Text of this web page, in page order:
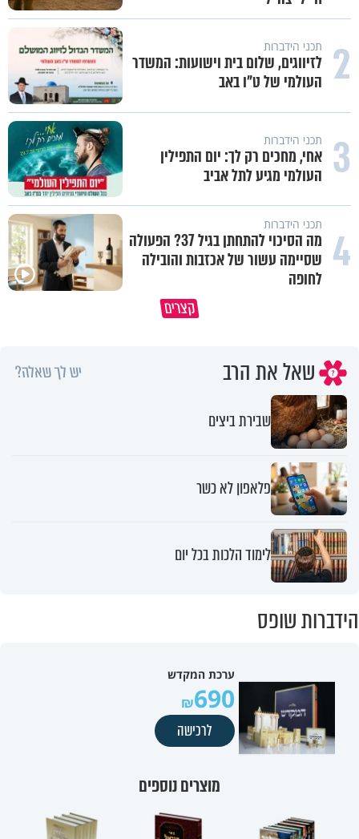
2 תכני הידברות
לזיווגים, שלום בית וישועות: המשדר
העולמי של ט"ו באב
3 תכני הידברות
אחי, מחכים רק לך: יום התפילין
העולמי מגיע לתל אביב
4 תכני הידברות
מה הסיכוי להתחתן בגיל 37? הפעולה
שסיימה עשור של אכזבות והובילה
לחופה
קצרים
כל קושי שחווית היה ניסיון לרומם
פגיעה עצמית וחרדות – איך
את זה? זוגיות במבחן, הפעם עם
שאל את הרב יש לך שאלה?
שבירת ביצים
פלאפון לא כשר
לימוד הלכות בכל יום
הידברות שופס
ערכת המקדש
690
לרכישה
מוצרים נוספים